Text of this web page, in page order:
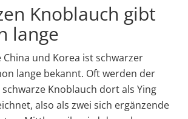
Knoblauch gibt
lange
China und Korea ist schwarzer
lange bekannt. Oft werden der
Knoblauch dort als Ying
also als zwei sich ergänzende